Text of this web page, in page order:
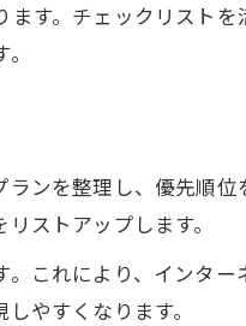
す。チェックリストを
ンを整理し、優先順位
ストアップします。
これにより、インター
やすくなります。